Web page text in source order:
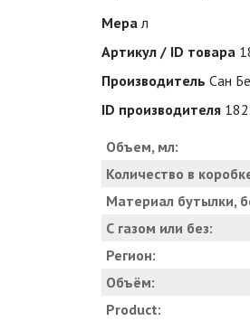
Мера л
Артикул / ID товара
Производитель Сан
ID производителя
Объем, мл:
Количество в
Материал бутылки,
С газом или без:
Регион:
Объём:
Product: